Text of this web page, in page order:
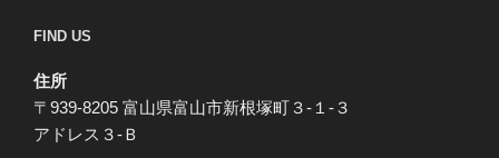
FIND US
住所
〒939-8205 富山県富山市新根塚町３-１-３
アドレス３-Ｂ